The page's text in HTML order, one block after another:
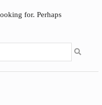
for. Perhaps